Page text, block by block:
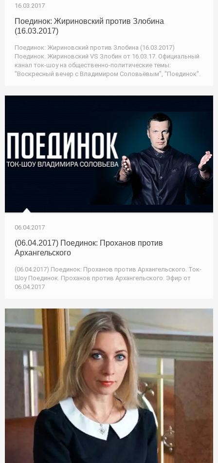
16.03.2017
Поединок: Жириновский против Злобина
(16.03.2017)
Поединок: Жириновский против Злобина (16.03.2017)
Поединок. Жириновский VS Злобин от 16.03.17. Официальный
канал ток-шоу на общественно-политические темы:
"Воскресный вечер с Владимиром Соловьёвым", "Поединок".
06.04.2017
(06.04.2017) Поединок: Проханов против
Архангельского
(06.04.2017) Поединок: Проханов против Архангельского. Ток-
Шоу Поединок. Проханов против Архангельского. Эфир от
06.04.2017